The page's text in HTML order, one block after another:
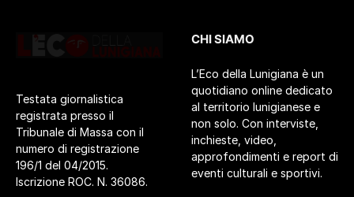
Testata giornalistica
registrata presso il
Tribunale di Massa con il
numero di registrazione
196/1 del 04/2015.
Iscrizione ROC. N. 36086.
CHI SIAMO
L’Eco della Lunigiana è un
quotidiano online dedicato
al territorio lunigianese e
non solo. Con interviste,
inchieste, video,
approfondimenti e report di
eventi culturali e sportivi.